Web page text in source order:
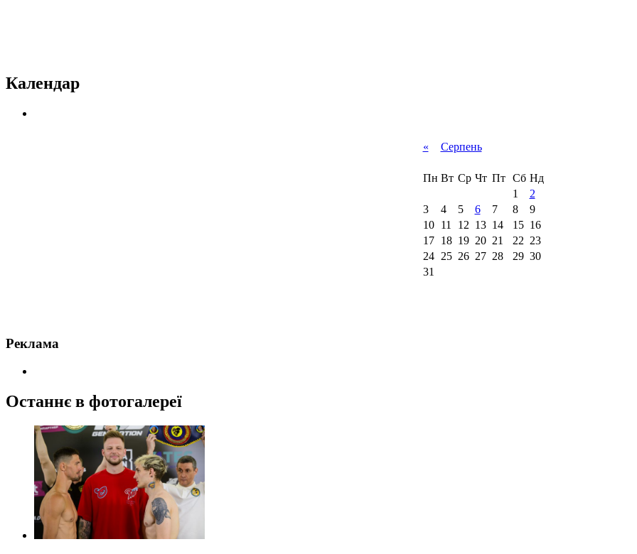
Календар
« Серпень
Пн Вт Ср Чт Пт Сб Нд
1
2
3
4 5 6 7 8
9
10
11 12 13 14 15 16
17
18 19 20 21 22 23
24
25 26 27 28 29 30
31
Реклама
Останнє в фотогалереї